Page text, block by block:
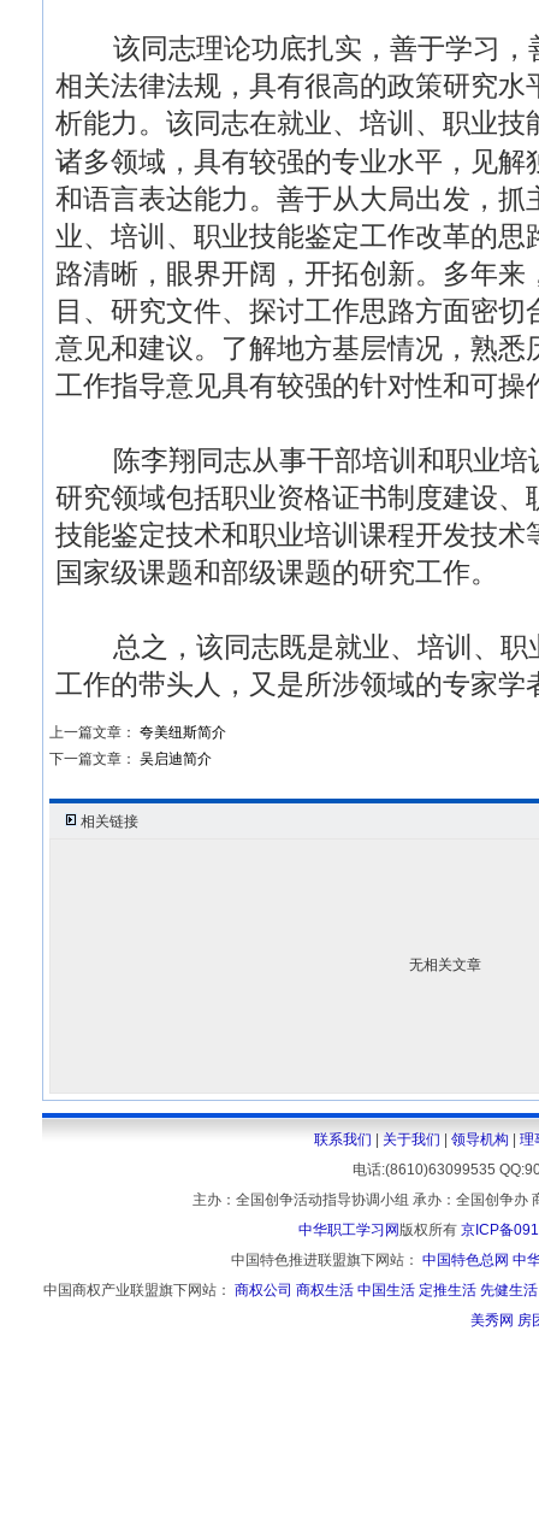
该同志理论功底扎实，善于学习，
相关法律法规，具有很高的政策研究水
析能力。该同志在就业、培训、职业技
诸多领域，具有较强的专业水平，见解
和语言表达能力。善于从大局出发，抓
业、培训、职业技能鉴定工作改革的思
路清晰，眼界开阔，开拓创新。多年来
目、研究文件、探讨工作思路方面密
意见和建议。了解地方基层情况，熟悉
工作指导意见具有较强的针对性和可操
陈李翔同志从事干部培训和职业培
研究领域包括职业资格证书制度建设、
技能鉴定技术和职业培训课程开发技术
国家级课题和部级课题的研究工作。
总之，该同志既是就业、培训、职
工作的带头人，又是所涉领域的专家学
上一篇文章： 夸美纽斯简介
下一篇文章： 吴启迪简介
相关链接
无相关文章
联系我们 关于我们 领导机构
理
电话:(8610)63099535
主办：全国创争活动指导协调小组 承办：全国创争
中华职工学习网 版权所有 京ICP备
中国特色推进联盟旗下网站： 中国特色总网 中
中国商权产业联盟旗下网站： 商权公司 商权生活 中国生活 定推生活 先健生活
美秀网 房